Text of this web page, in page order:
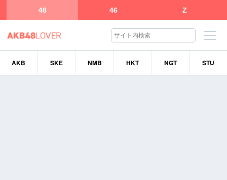
48 46 Z
AKB SKE NMB HKT NGT STU